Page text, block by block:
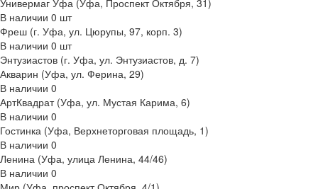
Универмаг Уфа (Уфа, Проспект Октября, 31)
В наличии 0 шт
Фреш (г‌. Уфа, ул. Цюрупы, 97, корп. 3)
В наличии 0 шт
Энтузиастов (г. Уфа, ул. Энтузиастов, д. 7)
Акварин (Уфа, ул. Ферина, 29)
В наличии 0
АртКвадрат (Уфа, ул. Мустая Карима, 6)
В наличии 0
Гостинка (Уфа, Верхнеторговая площадь, 1)
В наличии 0
Ленина (Уфа, улица Ленина, 44/46)
В наличии 0